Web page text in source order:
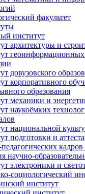
факультет
институт
архитектуры и
довузовского
корпоративного
образования
механики и
наукоёмких
национальной
подготовки и
педагогических
научно-
электроники и
социологический
институт